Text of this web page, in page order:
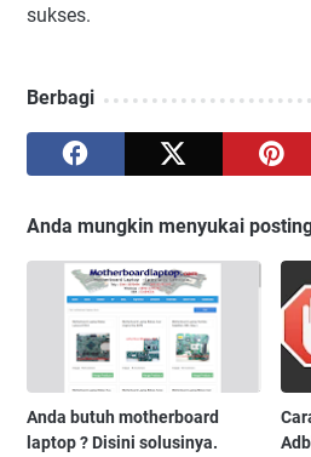
sukses.
Berbagi
Anda mungkin menyukai
Anda butuh motherboard
laptop ? Disini solusinya.